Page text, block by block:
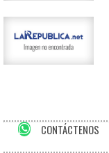
CONTÁCTENOS